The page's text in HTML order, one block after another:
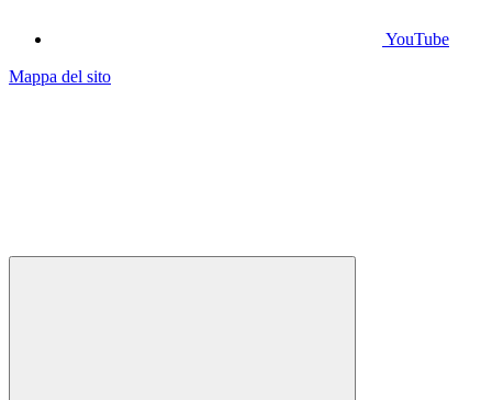
YouTube
Mappa del sito